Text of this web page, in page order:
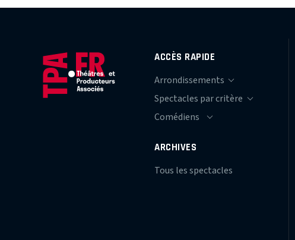
ACCÈS RAPIDE
ARCHIVES
Tous les spectacles